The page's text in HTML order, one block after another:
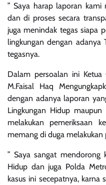
” Saya harap laporan kami
dan di proses secara
juga menindak tegas siapa
lingkungan dengan adanya
tegasnya.
Dalam persoalan ini Ketua
M.Faisal Haq
dengan adanya laporan
Lingkungan Hidup
melakukan pemeriksaan
memang di duga melakukan
” Saya sangat mendorong
Hidup dan juga Polda
kasus ini secepatnya, karna